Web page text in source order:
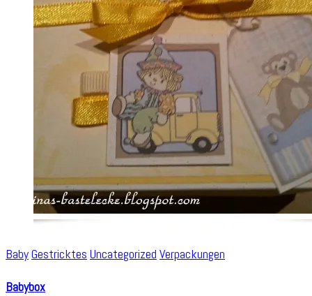
BabyGestricktes Uncategorized Verpackungen
Babybox